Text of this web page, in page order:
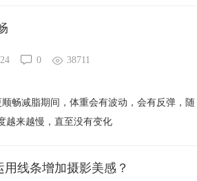
24 0 38711
畅减脂期间，体重会有波动，会有反弹，随
越来越慢，直至没有变化
用线条增加摄影美感？